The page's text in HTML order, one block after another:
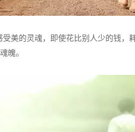
美的灵魂，即使花比别人少的钱，
魄。